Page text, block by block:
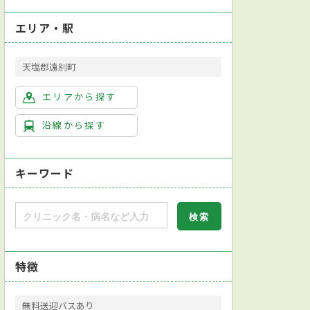
エリア・駅
天塩郡遠別町
エリアから探す
沿線から探す
キーワード
特徴
無料送迎バスあり